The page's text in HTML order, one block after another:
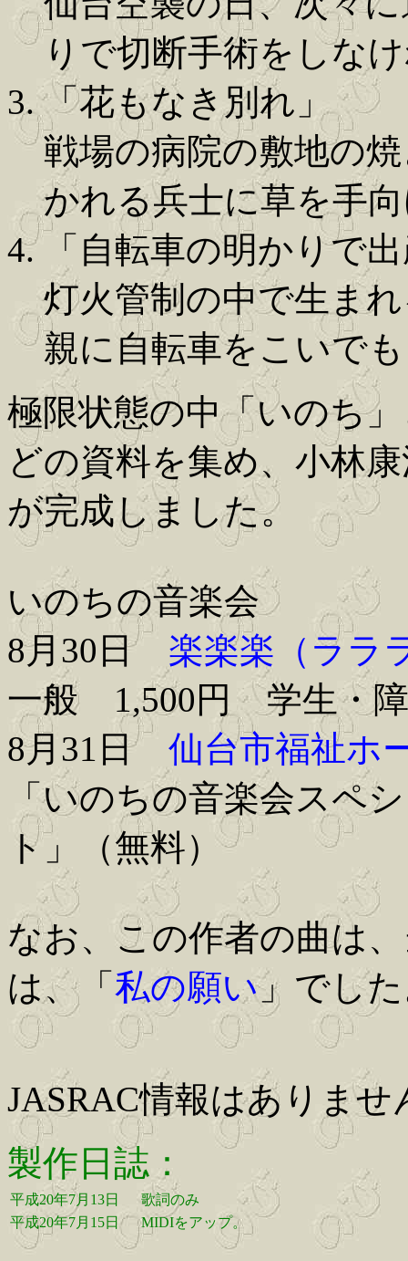
りで切断手術をしな
「花もなき別れ」
戦場の病院の敷地の
かれる兵士に草を手
「自転車の明かりで
灯火管制の中で生ま
親に自転車をこいで
極限状態の中「いのち
どの資料を集め、小林
が完成しました。
いのちの音楽会
8月30日 楽楽楽（ララ
一般 1,500円 学生・
8月31日 仙台市福祉ホ
「いのちの音楽会スペ
ト」（無料）
なお、この作者の曲は
は、「 私の願い」でし
JASRAC情報はありませ
製作日誌：
平成20年7月13日
歌詞のみ
平成20年7月15日
MIDIをアップ。